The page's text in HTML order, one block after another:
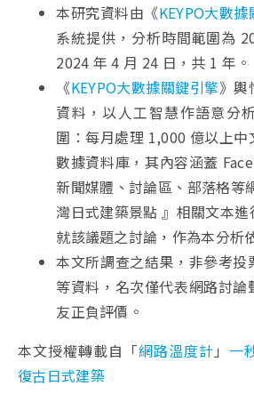
本研究資料由《KEYPO大數
系統提供，分析時間範圍為
2024 年 4 月 24 日，共 1 年。
《KEYPO大數據關鍵引擎》輿
資料，以人工智慧作語意分
圍：每月處理 1,000 億以上
數據資料庫，其內容涵蓋
新聞媒體、討論區、部落格等
灣日式建築景點 』相關文本
就該議題之討論，作為本分析
本文所調查之結果，非參考
等資料，名次僅代表網路討
友正負評價。
本文授權轉載自「網路溫度計 」 一
復古日式建築